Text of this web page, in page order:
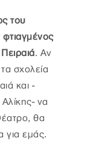
του
. Αν
σχολεία
και -
να
θα
για εμάς.